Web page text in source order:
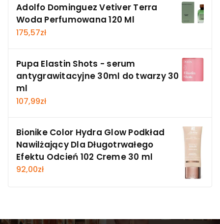
Adolfo Dominguez Vetiver Terra
Woda Perfumowana 120 Ml
175,57zł
Pupa Elastin Shots - serum
antygrawitacyjne 30ml do twarzy 30
ml
107,99zł
Bionike Color Hydra Glow Podkład
Nawilżający Dla Długotrwałego
Efektu Odcień 102 Creme 30 ml
92,00zł